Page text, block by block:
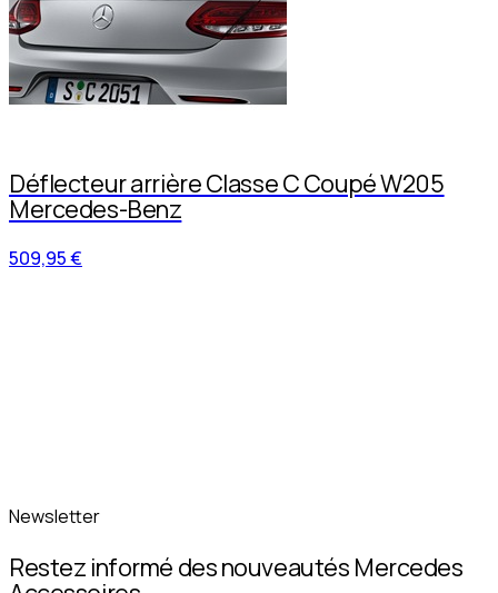
Déflecteur arrière Classe C Coupé W205
Mercedes-Benz
509,95 €
Newsletter
Restez informé des nouveautés Mercedes